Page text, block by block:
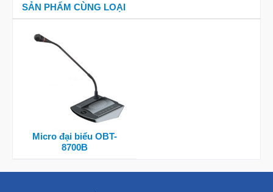
SẢN PHẨM CÙNG LOẠI
Micro đại biểu OBT-
8700B